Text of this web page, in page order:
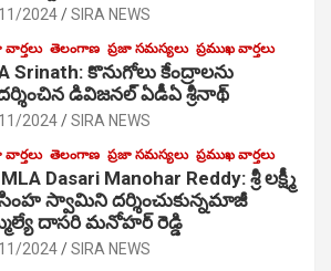
2024 SIRA NEWS
తెలంగాణ ప్రజా సమస్యలు ప్రముఖ వార్తలు
Srinath: కొనుగోలు కేంద్రాల‌ను
డివిజనల్ ఏడీఏ శ్రీనాథ్
2024 SIRA NEWS
తెలంగాణ ప్రజా సమస్యలు ప్రముఖ వార్తలు
Dasari Manohar Reddy: శ్రీ లక్ష్మీ
స్వామిని దర్శించుకున్నమాజీ
దాసరి మనోహర్ రెడ్డి
2024 SIRA NEWS